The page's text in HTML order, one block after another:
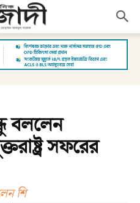
বললেন
সফরের
শি